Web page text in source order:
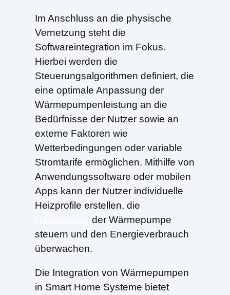
Im Anschluss an die physische
Vernetzung steht die
Softwareintegration im Fokus.
Hierbei werden die
Steuerungsalgorithmen definiert, die
eine optimale Anpassung der
Wärmepumpenleistung an die
Bedürfnisse der Nutzer sowie an
externe Faktoren wie
Wetterbedingungen oder variable
Stromtarife ermöglichen. Mithilfe von
Anwendungssoftware oder mobilen
Apps kann der Nutzer individuelle
Heizprofile erstellen, die
der Wärmepumpe
steuern und den Energieverbrauch
überwachen.
Die Integration von Wärmepumpen
in Smart Home Systeme bietet